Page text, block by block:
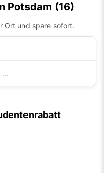
Potsdam (16)
Ort und spare sofort.